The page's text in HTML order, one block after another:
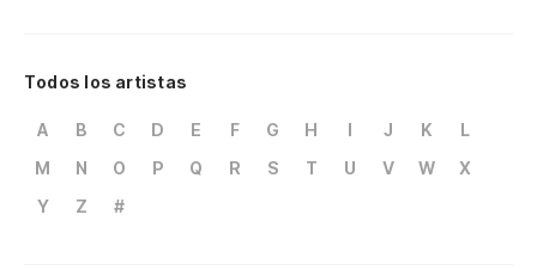
Todos los artistas
A B C D E F G H I J K
L
M
N O P Q R S T U V W
X
Y
Z #